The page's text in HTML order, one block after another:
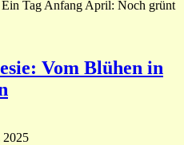
Tag Anfang April: Noch grünt
Vom Blühen in
2025